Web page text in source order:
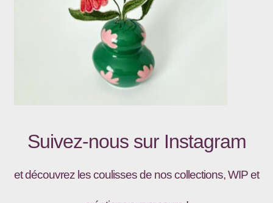
Suivez-nous sur Instagram
et découvrez les coulisses de nos collections, WIP et